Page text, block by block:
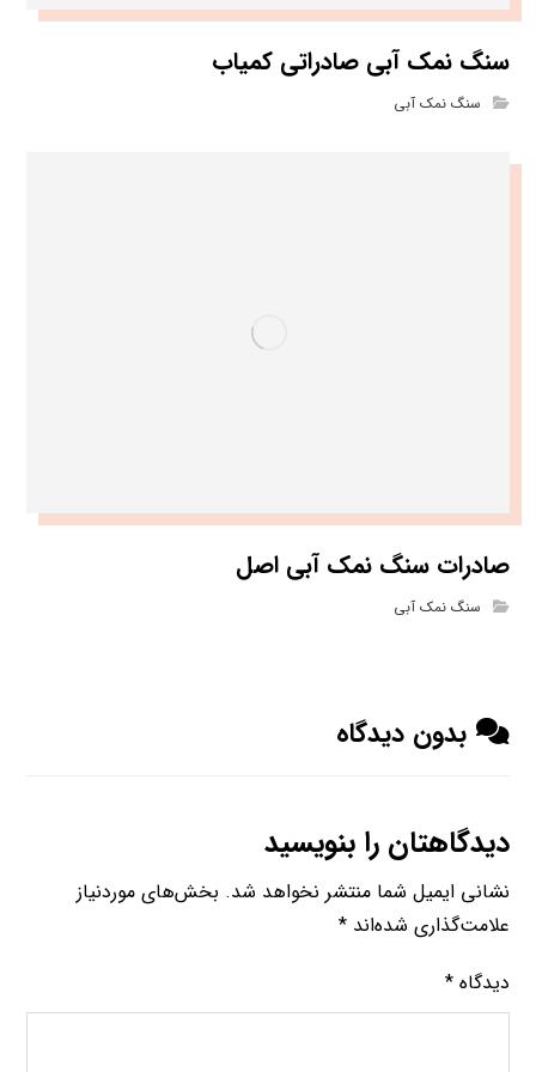
سنگ نمک آبی صادراتی کمیاب
سنگ نمک آبی
صادرات سنگ نمک آبی اصل
سنگ نمک آبی
بدون دیدگاه
دیدگاهتان را بنویسید
نشانی ایمیل شما منتشر نخواهد شد. بخش‌های موردنیاز
علامت‌گذاری شده‌اند*
دیدگاه*